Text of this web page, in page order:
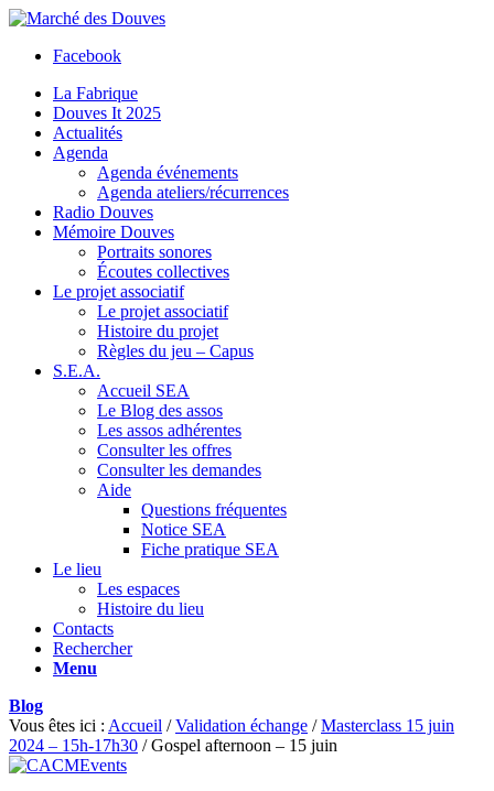
Facebook
La Fabrique
Douves It 2025
Actualités
Agenda
Agenda événements
Agenda ateliers/récurrences
Radio Douves
Mémoire Douves
Portraits sonores
Écoutes collectives
Le projet associatif
Le projet associatif
Histoire du projet
Règles du jeu – Capus
S.E.A.
Accueil SEA
Le Blog des assos
Les assos adhérentes
Consulter les offres
Consulter les demandes
Aide
Questions fréquentes
Notice SEA
Fiche pratique SEA
Le lieu
Les espaces
Histoire du lieu
Contacts
Rechercher
Menu
Blog
Vous êtes ici : Accueil / Validation échange / Masterclass 15 juin
2024 – 15h-17h30 / Gospel afternoon – 15 juin